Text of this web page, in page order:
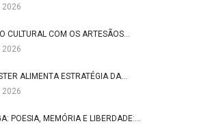
2026
CULTURAL COM OS ARTESÃOS…
2026
ALIMENTA ESTRATÉGIA DA…
2026
POESIA, MEMÓRIA E LIBERDADE:…